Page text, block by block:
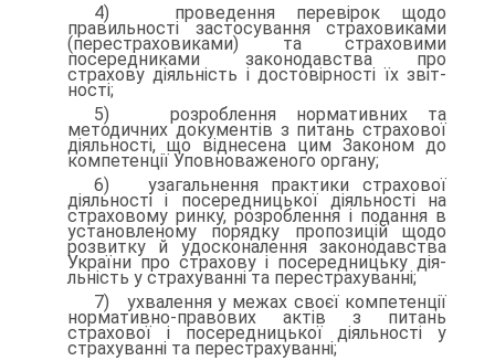
4) проведення перевірок щодо
правильності застосування страховиками
(перестраховиками) та страховими
посередниками законодавства про
страхову діяльність і достовірності їх звіт­
ності;
5) розроблення нормативних та
методичних документів з пи­тань страхової
діяльності, що віднесена цим Законом до
компе­тенції Уповноваженого органу;
6) узагальнення практики страхової
діяльності і посередниць­кої діяльності на
страховому ринку, розроблення і подання в
установленому порядку пропозицій щодо
розвитку й удоскона­лення законодавства
України про страхову і посередницьку дія­
льність у страхуванні та перестрахуванні;
7) ухвалення у межах своєї компетенції
нормативно-правових актів з питань
страхової і посередницької діяльності у
страхуван­ні та перестрахуванні;